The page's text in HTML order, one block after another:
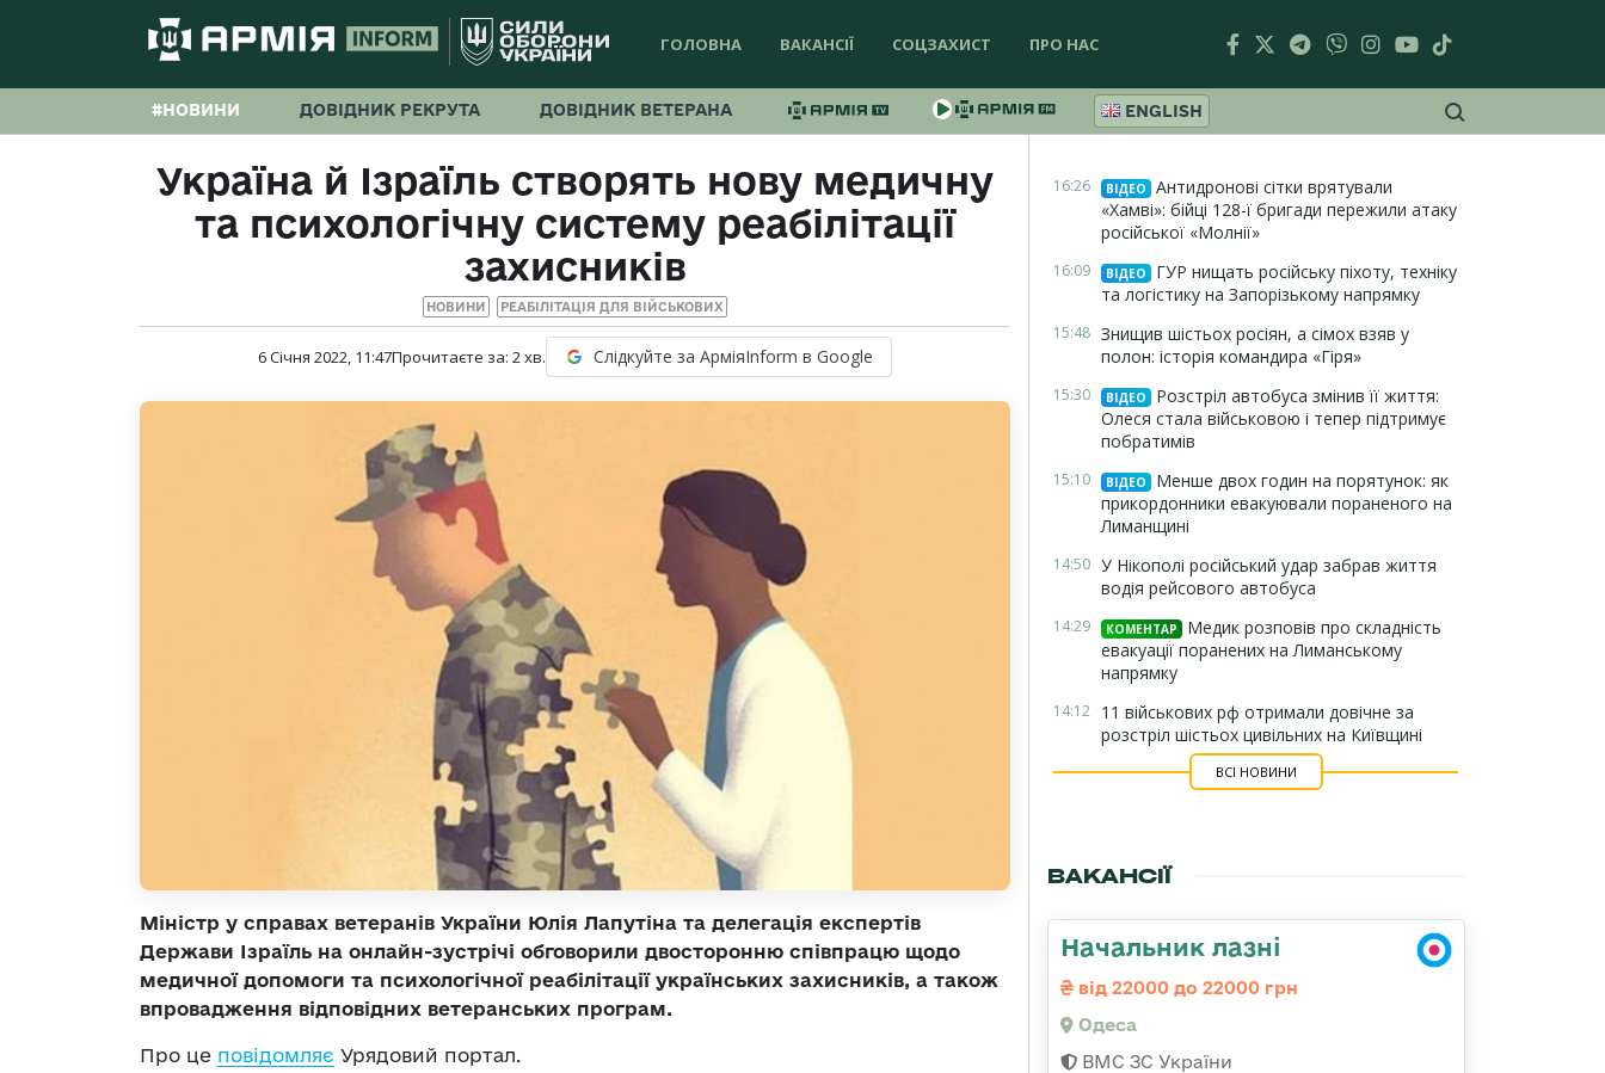
ГОЛОВНА ВАКАНСІЇ СОЦЗАХИСТ ПРО НАС
#НОВИНИ ДОВІДНИК РЕКРУТА ДОВІДНИК ВЕТЕРАНА ENGLISH
Україна й Ізраїль створять нову медичну
та психологічну систему реабілітації
захисників
НОВИНИ РЕАБІЛІТАЦІЯ ДЛЯ ВІЙСЬКОВИХ
6 Січня 2022, 11:47Прочитаєте за: 2хв. Слідкуйте за АрміяInform в Google
Міністр у справах ветеранів України Юлія Лапутіна та делегація експертів
Держави Ізраїль на онлайн-зустрічі обговорили двосторонню співпрацю щодо
медичної допомоги та психологічної реабілітації українських захисників, а також
впровадження відповідних ветеранських програм.
Про це повідомляє Урядовий портал.
16:26 ВІДЕО
Антидронові сітки врятували
«Хамві»: бійці 128-ї бригади пережили атаку
російської «Молнії»
16:09 ВІДЕО
ГУР нищать російську піхоту, техніку
та логістику на Запорізькому напрямку
15:48 Знищив шістьох росіян, а сімох взяв у
полон: історія командира «Гіря»
15:30 ВІДЕО
Розстріл автобуса змінив її життя:
Олеся стала військовою і тепер підтримує
побратимів
15:10 ВІДЕО
Менше двох годин на порятунок: як
прикордонники евакуювали пораненого на
Лиманщині
14:50 У Нікополі російський удар забрав життя
водія рейсового автобуса
14:29 КОМЕНТАР
Медик розповів про складність
евакуації поранених на Лиманському
напрямку
14:12 11 військових рф отримали довічне за
розстріл шістьох цивільних на Київщині
ВСІ НОВИНИ
ВАКАНСІЇ
Начальник лазні
від 22000 до 22000 грн
Одеса
ВМС ЗС України